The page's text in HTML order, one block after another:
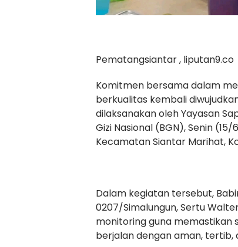
Pematangsiantar , liputan9.co
Komitmen bersama dalam
berkualitas kembali
dilaksanakan oleh Yayasan
Gizi Nasional (BGN), Senin
Kecamatan Siantar Marihat,
Dalam kegiatan tersebut,
0207/Simalungun, Sertu
monitoring guna memastikan
berjalan dengan aman, tertib,